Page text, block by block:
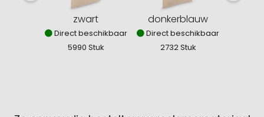
zwart
Direct beschikbaar
5990 Stuk
donkerblauw
Direct beschikbaar
2732 Stuk